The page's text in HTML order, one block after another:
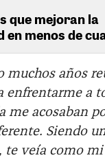
que mejoran la
en menos de
muchos años
enfrentarme a
me acosaban
Siendo
te veía como mi